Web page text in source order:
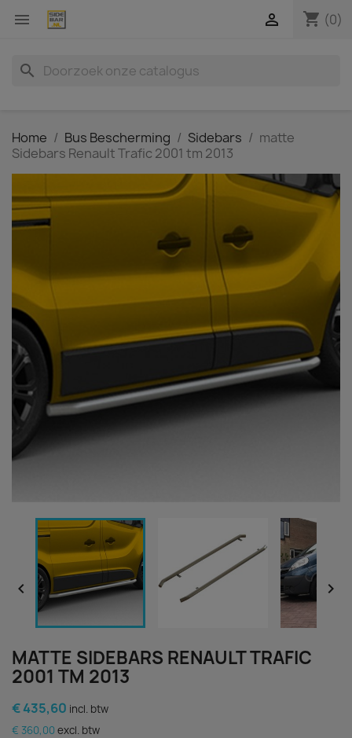
 shopping_cart (0)

search
Home Bus Bescherming Sidebars
matte
Sidebars Renault Trafic 2001 tm 2013
 
MATTE SIDEBARS RENAULT TRAFIC
2001 TM 2013
€ 435,60 incl. btw
€ 360,00 excl. btw